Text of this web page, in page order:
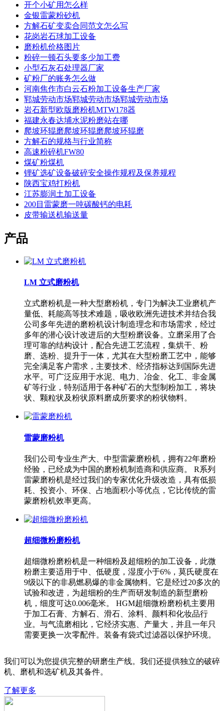
开个小矿用怎么样
金银雷蒙粉砂机
方解石矿变卖合同范文怎么写
花岗岩石球加工设备
磨粉机价格图片
粉碎一顿石头要多少加工费
小型石灰石处理器厂家
矿粉厂的账务怎么做
河南焦作市白云石粉加工设备生产厂家
郓城劳动市场郓城劳动市场郓城劳动市场
岩石新型欧版磨粉机MTW178器
福建永春达埔水泥粉磨站在哪
爬坡环辊磨爬坡环辊磨爬坡环辊磨
方解石的规格与行业简称
高速粉碎机FW80
煤矿粉煤机
锂矿选矿设备破碎安全操作规程及保养规程
陕西宝鸡打粉机
江苏膨润土加工设备
200目雷蒙磨一吨碳酸钙的电耗
皮带输送机输送量
产品
LM 立式磨粉机
立式磨粉机是一种大型磨粉机，专门为解决工业磨机产
量低、耗能高等技术难题，吸收欧洲先进技术并结合我
公司多年先进的磨粉机设计制造理念和市场需求，经过
多年的潜心设计改进后的大型粉磨设备。立磨采用了合
理可靠的结构设计，配合先进工艺流程，集烘干、粉
磨、选粉、提升于一体，尤其在大型粉磨工艺中，能够
完全满足客户需求，主要技术、经济指标达到国际先进
水平。可广泛应用于水泥、电力、冶金、化工、非金属
矿等行业，特别适用于各种矿石的大型制粉加工，将块
状、颗粒状及粉状原料磨成所要求的粉状物料。
雷蒙磨粉机
我们公司专业生产大、中型雷蒙磨粉机，拥有22年磨粉
经验，已经成为中国的磨粉机制造商和供应商。 R系列
雷蒙磨粉机是经过我们的专家优化升级改造，具有低损
耗、投资小、环保、占地面积小等优点，它比传统的雷
蒙磨粉机效率更高。
超细微粉磨粉机
超细微粉磨粉机是一种细粉及超细粉的加工设备，此微
粉磨主要适用于中、低硬度，湿度小于6%，莫氏硬度在
9级以下的非易燃易爆的非金属物料。它是经过20多次的
试验和改进，为超细粉的生产而研发制造的新型磨粉
机，细度可达0.006毫米。 HGM超细微粉磨粉机主要用
于加工石膏、方解石、滑石、涂料、颜料和化妆品行
业。与气流磨相比，它经济实惠、产量大，并且一年只
需要更换一次零配件。装备有袋式过滤器以保护环境。
我们可以为您提供完整的研磨生产线。我们还提供独立的破碎
机、磨机和选矿机及其备件。
了解更多